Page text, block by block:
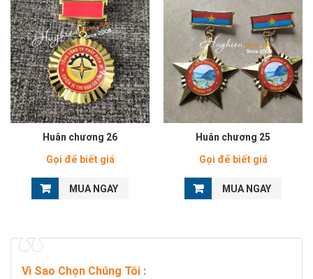
Huân chương 26
Gọi để biết giá
MUA NGAY
Huân chương 25
Gọi để biết giá
MUA NGAY
Vì Sao Chọn Chúng Tôi :